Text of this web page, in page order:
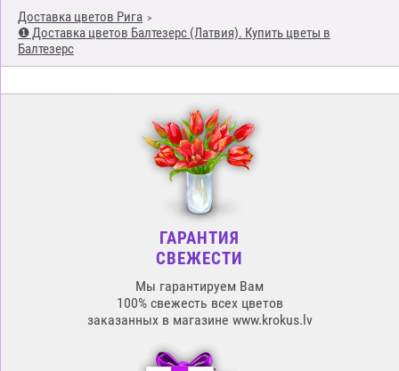
Доставка цветов Рига
❶ Доставка цветов Балтезерс (Латвия). Купить цветы в
Балтезерс
ГАРАНТИЯ
СВЕЖЕСТИ
Мы гарантируем Вам
100% свежесть всех цветов
заказанных в магазине www.krokus.lv